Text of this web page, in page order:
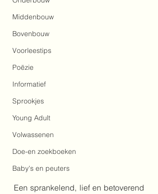
Middenbouw
Bovenbouw
Voorleestips
Poëzie
Informatief
Sprookjes
Young Adult
Volwassenen
Doe-en zoekboeken
Baby's en peuters
Een sprankelend, lief en betoverend